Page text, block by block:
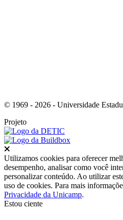
© 1969 - 2026 - Universidade
Projeto
Utilizamos cookies para oferecer
desempenho, analisar como você
personalizar conteúdo. Ao utilizar
uso de cookies. Para mais
Privacidade da Unicamp.
Estou ciente